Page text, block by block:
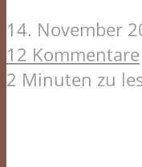
14. November
12 Kommentare
2 Minuten zu